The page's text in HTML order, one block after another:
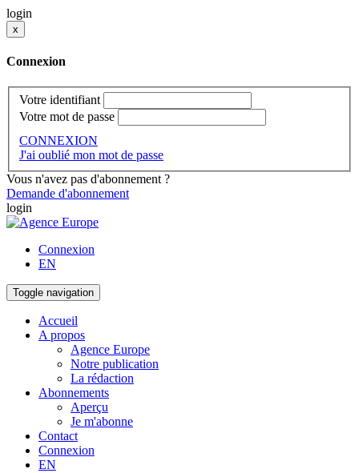
login
x
Connexion
Votre identifiant
Votre mot de passe
CONNEXION
J'ai oublié mon mot de passe
Vous n'avez pas d'abonnement ?
Demande d'abonnement
login
Connexion
EN
Toggle navigation
Accueil
A propos
Agence Europe
Notre publication
La rédaction
Abonnements
Aperçu
Je m'abonne
Contact
Connexion
EN